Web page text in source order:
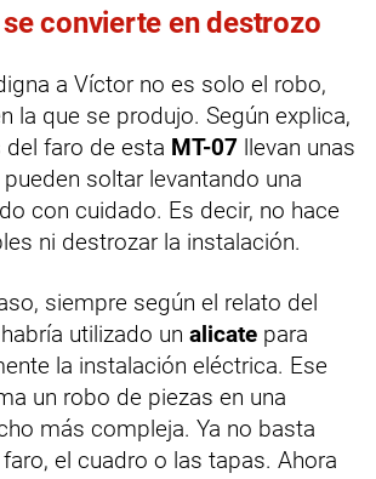
convierte en destrozo
a Víctor no es solo el robo,
la que se produjo. Según explica,
faro de esta MT-07 llevan unas
soltar levantando una
con cuidado. Es decir, no hace
ni destrozar la instalación.
siempre según el relato del
utilizado un alicate para
la instalación eléctrica. Ese
un robo de piezas en una
más compleja. Ya no basta
el cuadro o las tapas. Ahora